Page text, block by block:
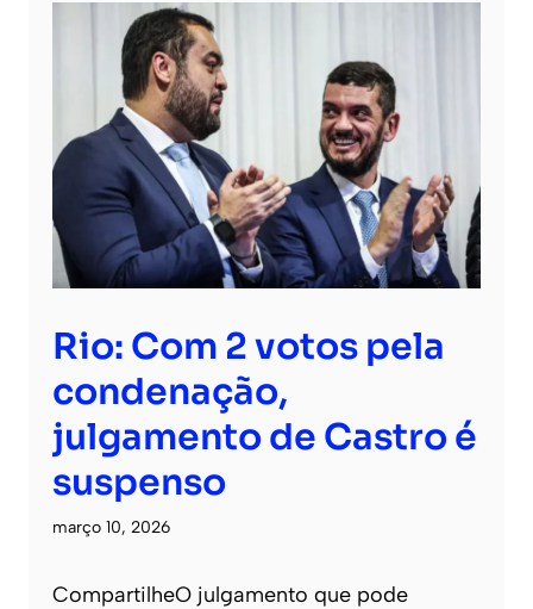
Rio: Com 2 votos pela
condenação,
julgamento de Castro é
suspenso
março 10, 2026
CompartilheO julgamento que pode